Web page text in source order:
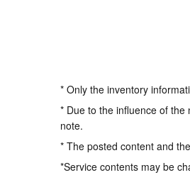
* Only the inventory
* Due to the influence of
note.
* The posted content and
*Service contents may be